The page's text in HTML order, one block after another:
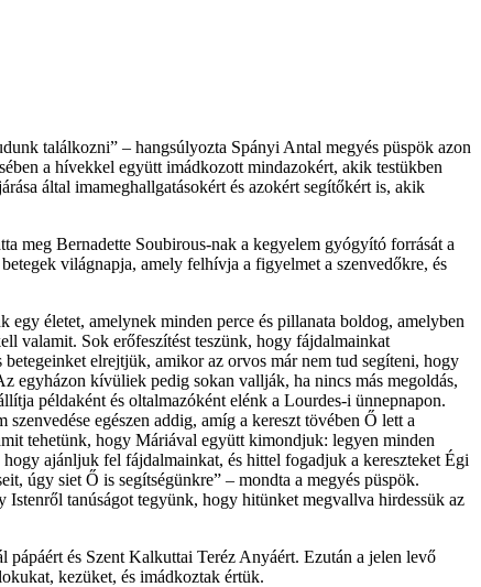
találkozni” – hangsúlyozta Spányi Antal megyés püspök azon
a hívekkel együtt imádkozott mindazokért, akik testükben
által imameghallgatásokért és azokért segítőkért is, akik
meg Bernadette Soubirous-nak a kegyelem gyógyító forrását a
világnapja, amely felhívja a figyelmet a szenvedőkre, és
egy életet, amelynek minden perce és pillanata boldog, amelyben
valamit. Sok erőfeszítést teszünk, hogy fájdalmainkat
elrejtjük, amikor az orvos már nem tud segíteni, hogy
egyházon kívüliek pedig sokan vallják, ha nincs más megoldás,
példaként és oltalmazóként elénk a Lourdes-i ünnepnapon.
egészen addig, amíg a kereszt tövében Ő lett a
tehetünk, hogy Máriával együtt kimondjuk: legyen minden
ajánljuk fel fájdalmainkat, és hittel fogadjuk a kereszteket Égi
úgy siet Ő is segítségünkre” – mondta a megyés püspök.
Istenről tanúságot tegyünk, hogy hitünket megvallva hirdessük az
pápáért és Szent Kalkuttai Teréz Anyáért. Ezután a jelen levő
kezüket, és imádkoztak értük.